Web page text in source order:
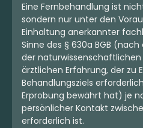
Eine Fernbehandlung ist
sondern nur unter den
Einhaltung anerkannter
Sinne des § 630a BGB
der naturwissenschaftlichen
ärztlichen Erfahrung, der zu
Behandlungsziels
Erprobung bewährt hat) je
persönlicher Kontakt
erforderlich ist.